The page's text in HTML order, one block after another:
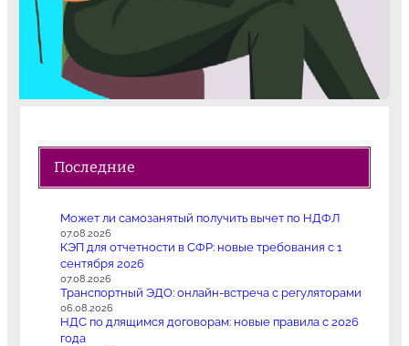
Последние
Может ли самозанятый получить вычет по НДФЛ
07.08.2026
КЭП для отчетности в СФР: новые требования с 1
сентября 2026
07.08.2026
Транспортный ЭДО: онлайн-встреча с регуляторами
06.08.2026
НДС по длящимся договорам: новые правила с 2026
года